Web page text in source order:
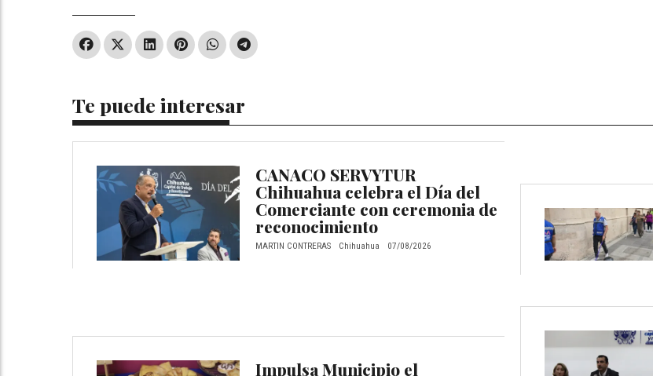
Te puede interesar
CANACO SERVYTUR
Chihuahua celebra el Día del
Comerciante con ceremonia de
reconocimiento
MARTIN CONTRERAS Chihuahua 07/08/2026
Impulsa Municipio el